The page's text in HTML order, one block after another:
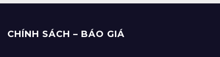
CHÍNH SÁCH – BÁO GIÁ